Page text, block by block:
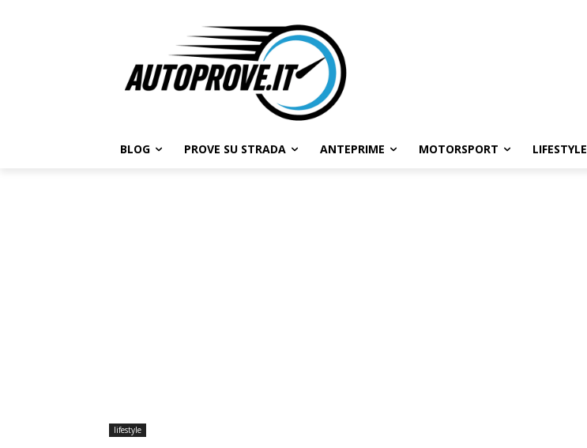
BLOG PROVE SU STRADA ANTEPRIME MOTORSPORT LIFESTYLE
lifestyle